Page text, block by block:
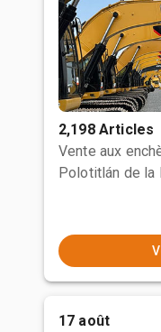
2,198 Articles
Vente aux
Polotitlán de la
17 août